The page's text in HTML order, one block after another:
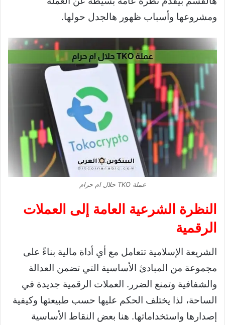
ومشروعها وأسباب ظهور هالجدل حولها.
عملة TKO حلال ام حرام
النظرة الشرعية العامة إلى العملات
الرقمية
الشريعة الإسلامية تتعامل مع أي أداة مالية بناءً على
مجموعة من المبادئ الأساسية التي تضمن العدالة
والشفافية وتمنع الضرر. العملات الرقمية جديدة في
الساحة، لذا يختلف الحكم عليها حسب طبيعتها وكيفية
إصدارها واستخداماتها. هنا بعض النقاط الأساسية